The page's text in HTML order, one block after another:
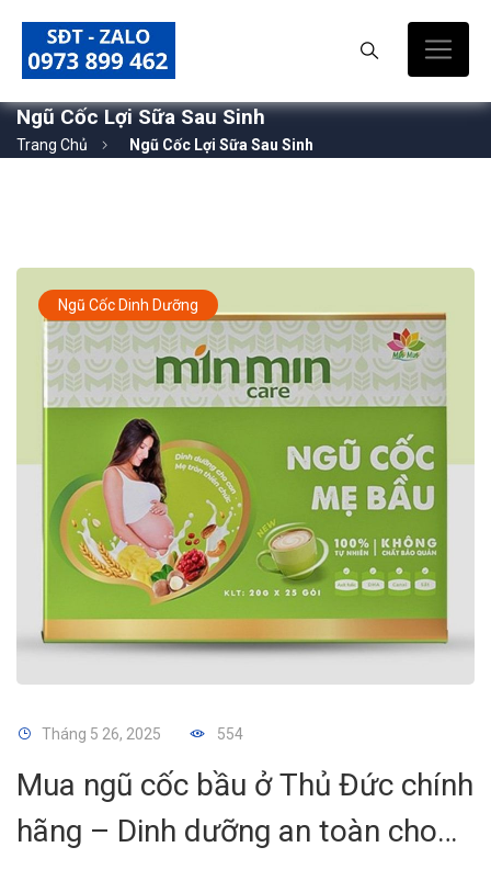
Ngũ Cốc Lợi Sữa Sau Sinh
Trang Chủ Ngũ Cốc Lợi Sữa Sau Sinh
Ngũ Cốc Dinh Dưỡng
Tháng 5 26, 2025 554
Mua ngũ cốc bầu ở Thủ Đức chính
hãng – Dinh dưỡng an toàn cho